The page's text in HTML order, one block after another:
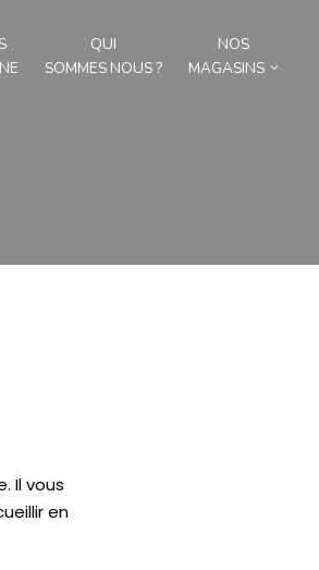
QUI
SOMMES NOUS ?
NOS
MAGASINS
Il vous
en